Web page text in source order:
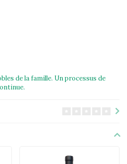
de la famille. Un processus de